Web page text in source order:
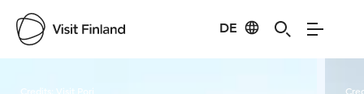
DE
Credits: Visit Pori